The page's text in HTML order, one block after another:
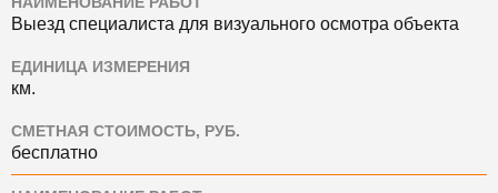
Выезд специалиста для визуального осмотра объекта
ЕДИНИЦА ИЗМЕРЕНИЯ
км.
СМЕТНАЯ СТОИМОСТЬ, РУБ.
бесплатно